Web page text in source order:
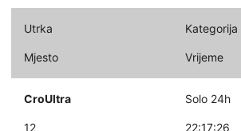
Utrka Kategorija
Mjesto Vrijeme
CroUltra Solo 24h
12 22:17:26